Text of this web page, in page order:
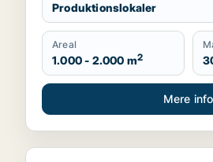
Produktionslokaler
Areal
1.000 - 2.000 m2
Mere info